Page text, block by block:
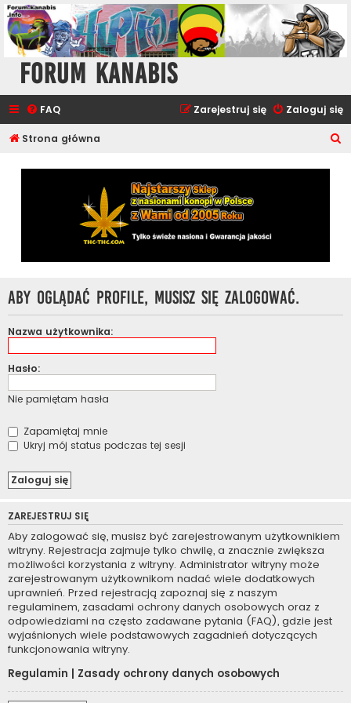
Forum Kanabis
FAQ Zaloguj się
Zarejestruj się
Strona główna
Aby oglądać profile, musisz się zalogować.
Nazwa użytkownika:
Hasło:
Nie pamiętam hasła
Zapamiętaj mnie
Ukryj mój status podczas tej sesji
ZAREJESTRUJ SIĘ
Aby zalogować się, musisz być zarejestrowanym użytkownikiem
witryny. Rejestracja zajmuje tylko chwilę, a znacznie zwiększa
możliwości korzystania z witryny. Administrator witryny może
zarejestrowanym użytkownikom nadać wiele dodatkowych
uprawnień. Przed rejestracją zapoznaj się z naszym
regulaminem, zasadami ochrony danych osobowych oraz z
odpowiedziami na często zadawane pytania (FAQ), gdzie jest
wyjaśnionych wiele podstawowych zagadnień dotyczących
funkcjonowania witryny.
Regulamin | Zasady ochrony danych osobowych